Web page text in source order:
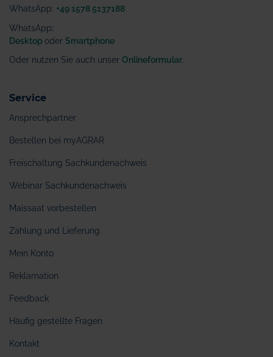
WhatsApp: +49 1578 5137188
WhatsApp:
Desktop oder Smartphone
Oder nutzen Sie auch unser Onlineformular
Service
Ansprechpartner
Bestellen bei myAGRAR
Freischaltung Sachkundenachweis
Webinar Sachkundenachweis
Maissaat vorbestellen
Zahlung und Lieferung
Mein Konto
Reklamation
Feedback
Häufig gestellte Fragen
Kontakt